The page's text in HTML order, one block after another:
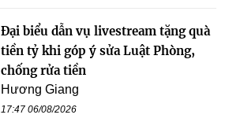
Đại biểu dẫn vụ livestream tặng quà
tiền tỷ khi góp ý sửa Luật Phòng,
chống rửa tiền
Hương Giang
17:47 06/08/2026